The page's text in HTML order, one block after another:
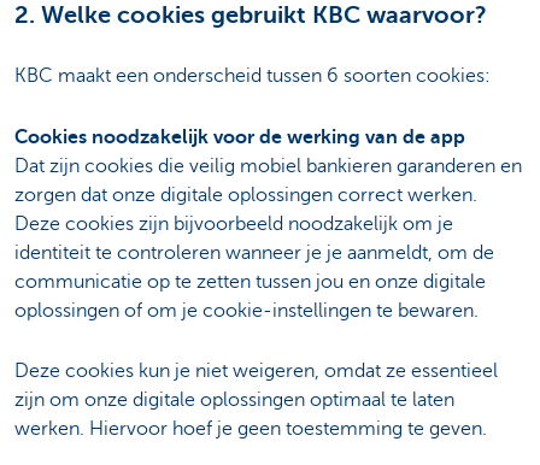
2. Welke cookies gebruikt KBC waarvoor?
KBC maakt een onderscheid tussen 6 soorten cookies:
Cookies noodzakelijk voor de werking van de app
Dat zijn cookies die veilig mobiel bankieren garanderen en
zorgen dat onze digitale oplossingen correct werken.
Deze cookies zijn bijvoorbeeld noodzakelijk om je
identiteit te controleren wanneer je je aanmeldt, om de
communicatie op te zetten tussen jou en onze digitale
oplossingen of om je cookie-instellingen te bewaren.
Deze cookies kun je niet weigeren, omdat ze essentieel
zijn om onze digitale oplossingen optimaal te laten
werken. Hiervoor hoef je geen toestemming te geven.